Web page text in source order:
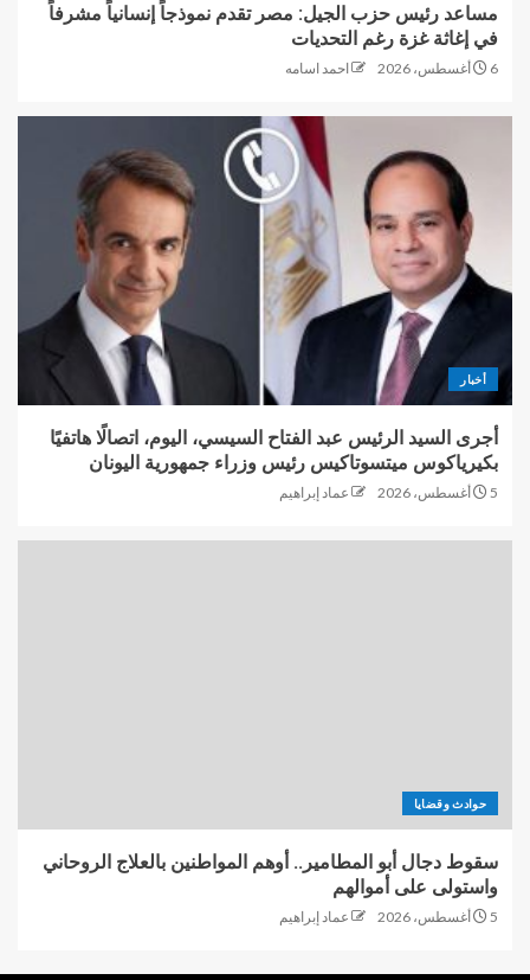
مساعد رئيس حزب الجيل: مصر تقدم نموذجاً إنسانياً مشرفاً
في إغاثة غزة رغم التحديات
6 أغسطس، 2026 احمد اسامه
أخبار
أجرى السيد الرئيس عبد الفتاح السيسي، اليوم، اتصالًا هاتفيًا
بكيرياكوس ميتسوتاكيس رئيس وزراء جمهورية اليونان
5 أغسطس، 2026 عماد إبراهيم
حوادث وقضايا
سقوط دجال أبو المطامير.. أوهم المواطنين بالعلاج الروحاني
واستولى على أموالهم
5 أغسطس، 2026 عماد إبراهيم